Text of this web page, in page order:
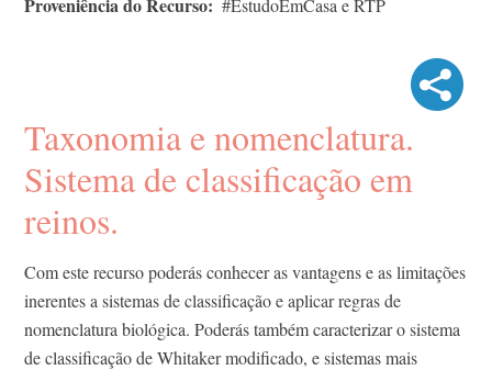
#EstudoEmCasa e RTP
Taxonomia e nomenclatura.
Sistema de classificação em
reinos.
Com este recurso poderás conhecer as vantagens e as limitações
inerentes a sistemas de classificação e aplicar regras de
nomenclatura biológica. Poderás também caracterizar o sistema
de classificação de Whitaker modificado, e sistemas mais